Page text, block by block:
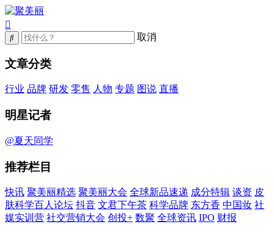
取消
文章分类
行业 品牌 研发 零售 人物 专题 图说 直播
明星记者
@夏天同学
推荐栏目
快讯 聚美丽精选 聚美丽大会 全球新品速递 成分特辑 谈资 皮
肤科学百人论坛 抖音 文君下午茶 科学品牌 东方香 中国妆 社
媒实训营 社交营销大会 创投+ 数聚 全球资讯 IPO 财报